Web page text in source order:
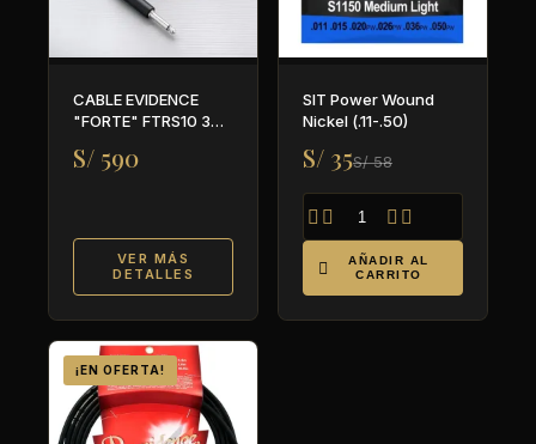
CABLE EVIDENCE
"FORTE" FTRS10 3
S/ 590
VER MÁS
DETALLES
SIT Power Wound
Nickel (.11-.50)
S/ 35S/ 58
   

AÑADIR AL
CARRITO
¡EN OFERTA!